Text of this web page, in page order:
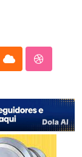
Cloud